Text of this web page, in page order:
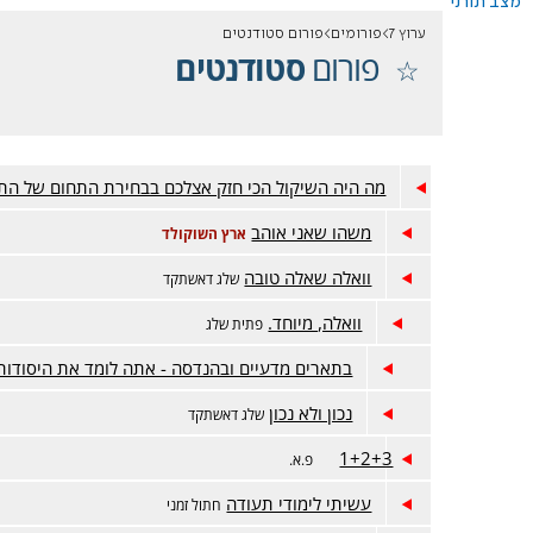
ערוץ 7 פורומים פורום סטודנטים
פורוםסטודנטים
מה היה השיקול הכי חזק אצלכם בבחירת התחום של
משהו שאני אוהב ארץ השוקולד
וואלה שאלה טובה שלג דאשתקד
וואלה, מיוחד. פתית שלג
בתארים מדעיים ובהנדסה - אתה לומד את
נכון ולא נכון שלג דאשתקד
1+2+3 פ.א.
עשיתי לימודי תעודה חתול זמני